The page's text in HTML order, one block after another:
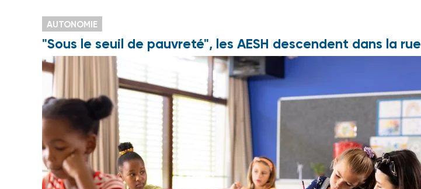
AUTONOMIE
"Sous le seuil de pauvreté", les AESH descendent dans la rue